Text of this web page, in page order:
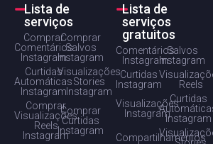
Lista de
serviços
Comprar
Comentários
Instagram
Comprar
Salvos
Instagram
Curtidas
Automáticas
Instagram
Visualizações
Stories
Instagram
Comprar
Visualizações
Reels
Instagram
Comprar
Curtidas
Instagram
Lista de
serviços
gratuitos
Comentários
Instagram
Salvos
Instagram
Curtidas
Instagram
Reels
Visualizações
Instagram
Curtidas
Instagram
Compartilhamentos